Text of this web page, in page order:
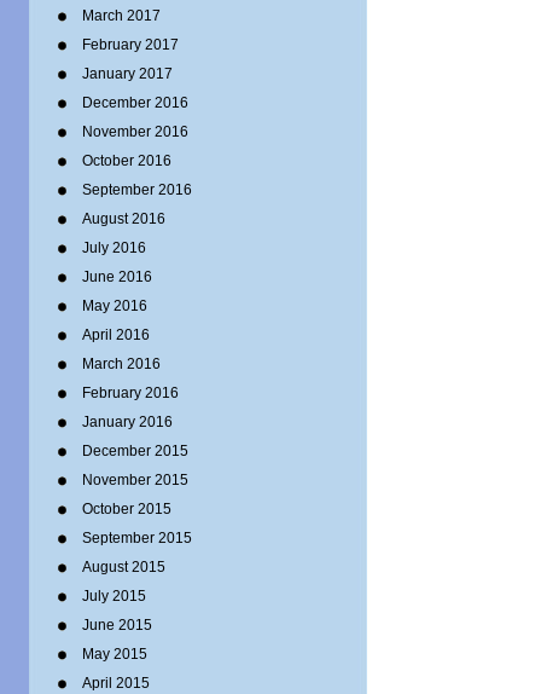
March 2017
February 2017
January 2017
December 2016
November 2016
October 2016
September 2016
August 2016
July 2016
June 2016
May 2016
April 2016
March 2016
February 2016
January 2016
December 2015
November 2015
October 2015
September 2015
August 2015
July 2015
June 2015
May 2015
April 2015